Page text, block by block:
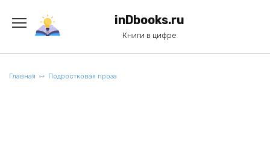
содержанию
inDbooks.ru
Книги в цифре
Главная Подростковая проза